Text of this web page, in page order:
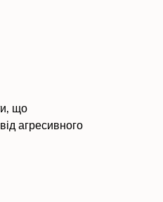
що
агресивного